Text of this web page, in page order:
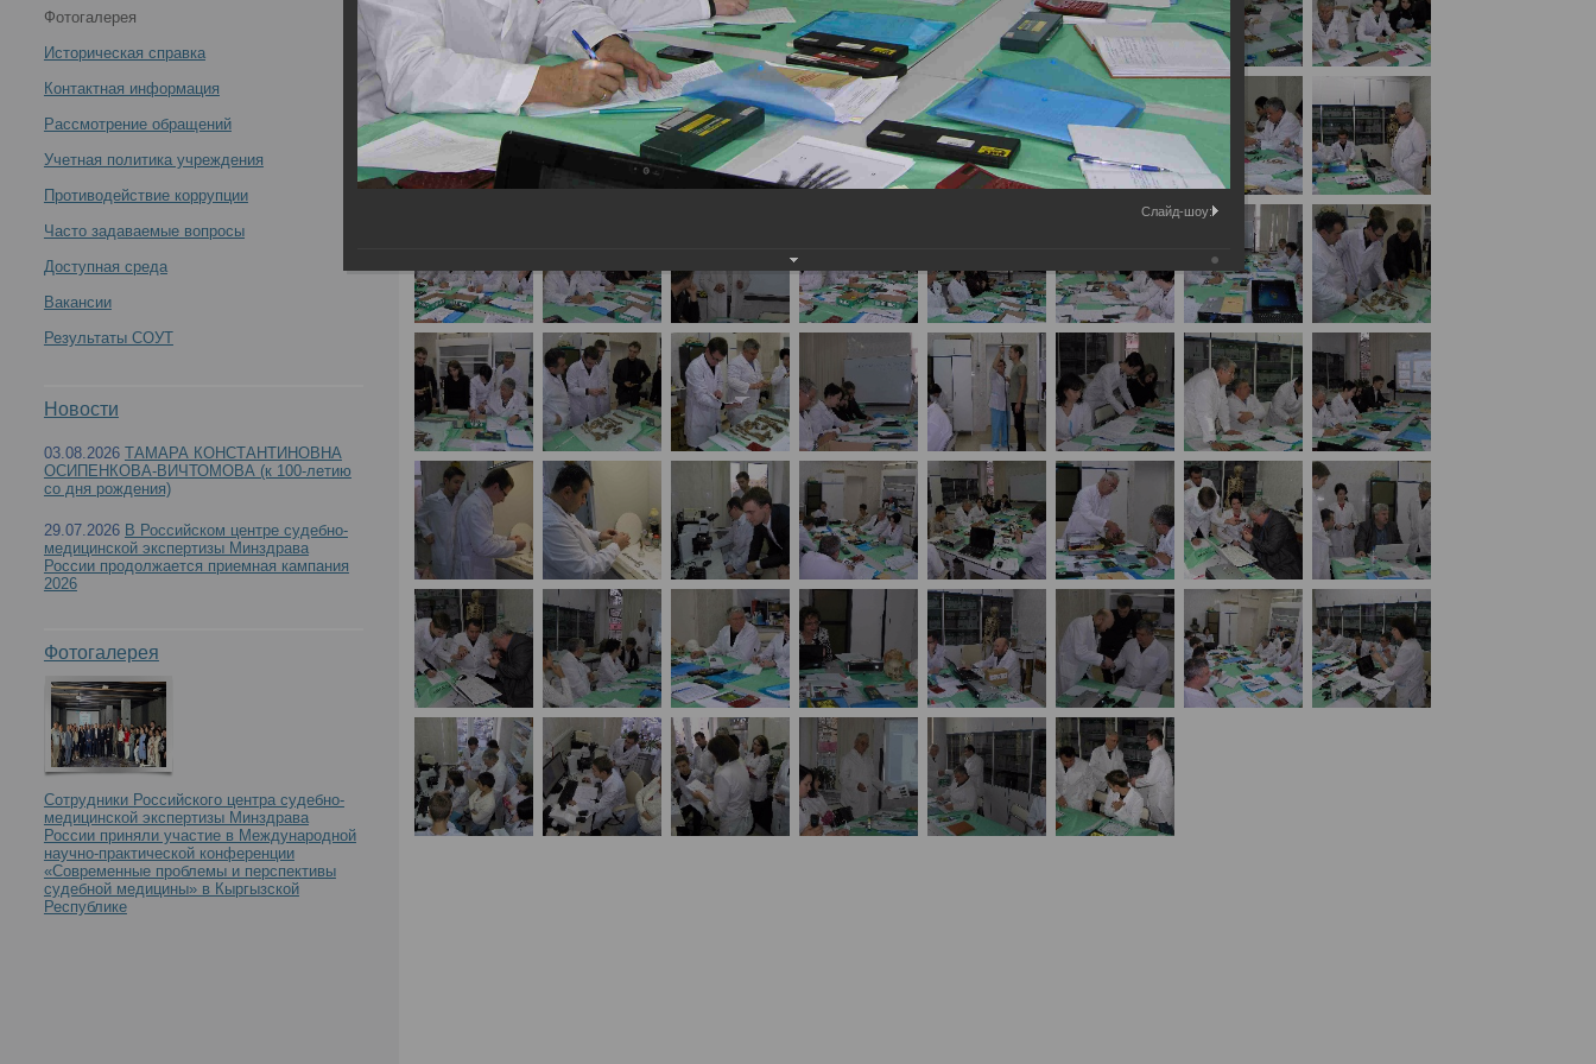
медицинских экспертов медико-криминалистических
отделений БСМЭ «Судебно-медицинская экспертиза.
Современные методы остеологических судебно-
медицинских исследований кисти» -
Цикл повышения квалификации для судебно-медицинских экспертов медико-криминалистических отделений БСМЭ «Судебно-медицинская
экспертиза. Современные методы остеологических судебно-медицинских исследований кисти»
Фотогалерея
Историческая справка
Контактная информация
Рассмотрение обращений
Учетная политика учреждения
Противодействие коррупции
Часто задаваемые вопросы
Доступная среда
Вакансии
Результаты СОУТ
Новости
03.08.2026 ТАМАРА КОНСТАНТИНОВНА
ОСИПЕНКОВА-ВИЧТОМОВА (к 100-летию
со дня рождения)
29.07.2026 В Российском центре судебно-
медицинской экспертизы Минздрава
России продолжается приемная кампания
2026
Фотогалерея
Сотрудники Российского центра судебно-
медицинской экспертизы Минздрава
России приняли участие в Международной
научно-практической конференции
«Современные проблемы и перспективы
судебной медицины» в Кыргызской
Республике
Слайд-шоу: